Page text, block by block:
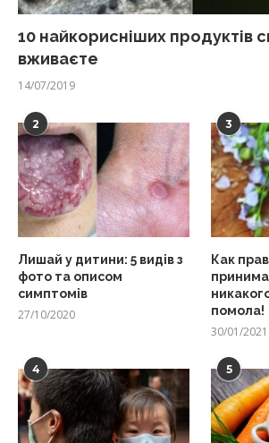
10 найкорисніших продуктів
вживаєте
14/07/2019
2
Лишай у дитини: 5 видів з
фото та описом
симптомів
27/10/2020
3
Как
помола!
30/01/2021
4 5